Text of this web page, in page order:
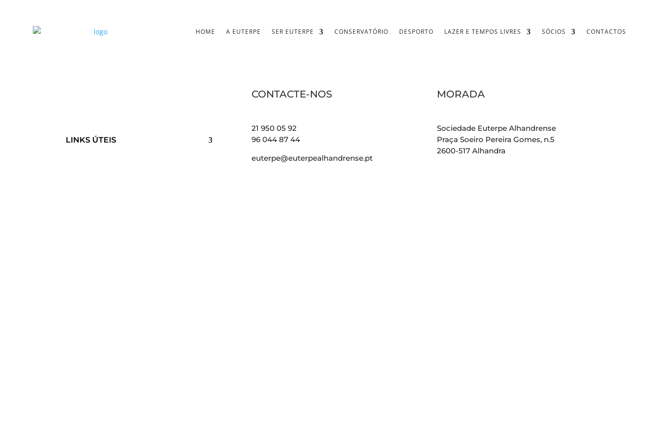
HOME A EUTERPE SER EUTERPE CONSERVATÓRIO DESPORTO LAZER E TEMPOS LIVRES SÓCIOS CONTACTOS
LINKS ÚTEIS
CONTACTE-NOS
21 950 05 92
96 044 87 44
euterpe@euterpealhandrense.pt
MORADA
Sociedade Euterpe Alhandrense
Praça Soeiro Pereira Gomes, n.5
2600-517 Alhandra